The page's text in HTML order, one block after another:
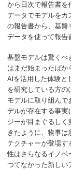
から日次で報告書を
データでモデルをカ
の報告書から、基盤
データを使って報告
基盤モデルは驚くべ
はまだ始まったばか
AIを活用した体験と
を研究している方の
モデルに取り組んで
デルが存在する事実
ジーが目まぐるしく
きたように、物事
テクチャーが登場す
性はさらなるイノベ
つてなかった新しい